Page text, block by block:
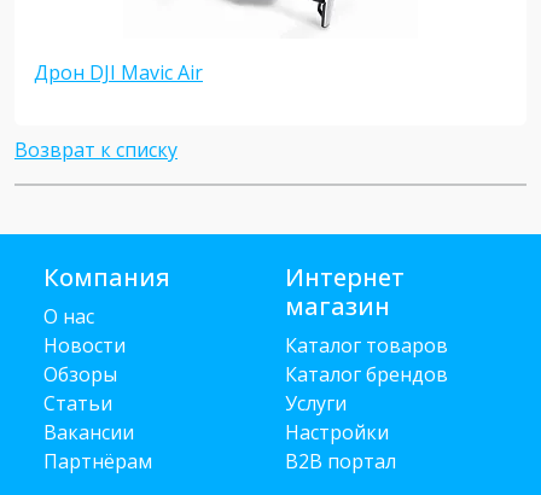
Дрон DJI Mavic Air
Возврат к списку
Компания
О нас
Новости
Обзоры
Статьи
Вакансии
Партнёрам
Интернет
магазин
Каталог товаров
Каталог брендов
Услуги
Настройки
B2B портал